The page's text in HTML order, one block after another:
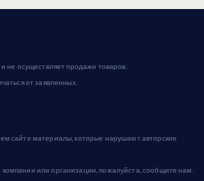
не осуществляет продажи товаров.
от заявленных.
сайте материалы, которые нарушают авторские
или организации, пожалуйста, сообщите нам.